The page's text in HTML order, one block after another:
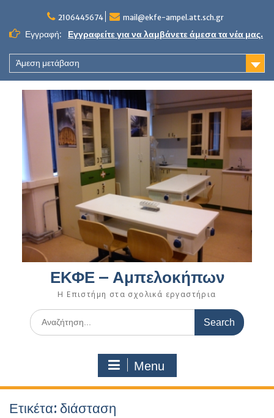
content
2106445674 mail@ekfe-ampel.att.sch.gr
Εγγραφή: Εγγραφείτε για να λαμβάνετε άμεσα τα νέα μας.
Άμεση μετάβαση
ΕΚΦΕ – Αμπελοκήπων
Η Επιστήμη στα σχολικά εργαστήρια
Search
for:
Menu
Ετικέτα: διάσταση